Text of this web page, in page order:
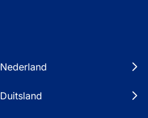
Nederland
Duitsland